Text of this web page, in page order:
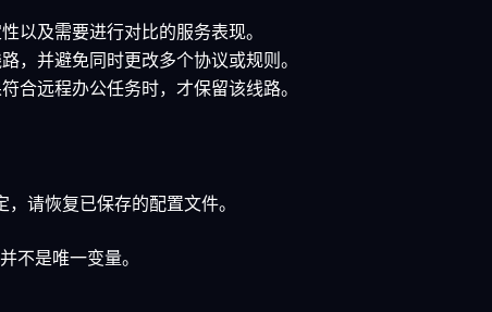
以及需要进行对比的服务表现。
，并避免同时更改多个协议或规则。
合远程办公任务时，才保留该线路。
请恢复已保存的配置文件。
不是唯一变量。